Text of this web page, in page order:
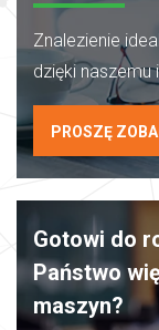
Znalezienie
dzięki naszemu
PROSZĘ
Gotowi do
Państwo
maszyn?